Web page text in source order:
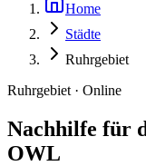
Home
Städte
Ruhrgebiet
Ruhrgebiet · Online
Nachhilfe für
OWL